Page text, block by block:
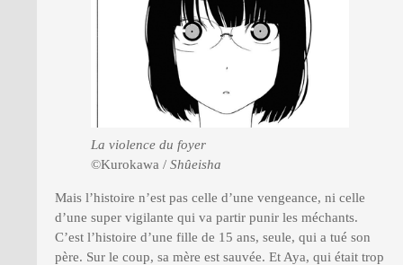
La violence du foyer
©Kurokawa / Shûeisha
Mais l’histoire n’est pas celle d’une vengeance, ni celle
d’une super vigilante qui va partir punir les méchants.
C’est l’histoire d’une fille de 15 ans, seule, qui a tué son
père. Sur le coup, sa mère est sauvée. Et Aya, qui était trop